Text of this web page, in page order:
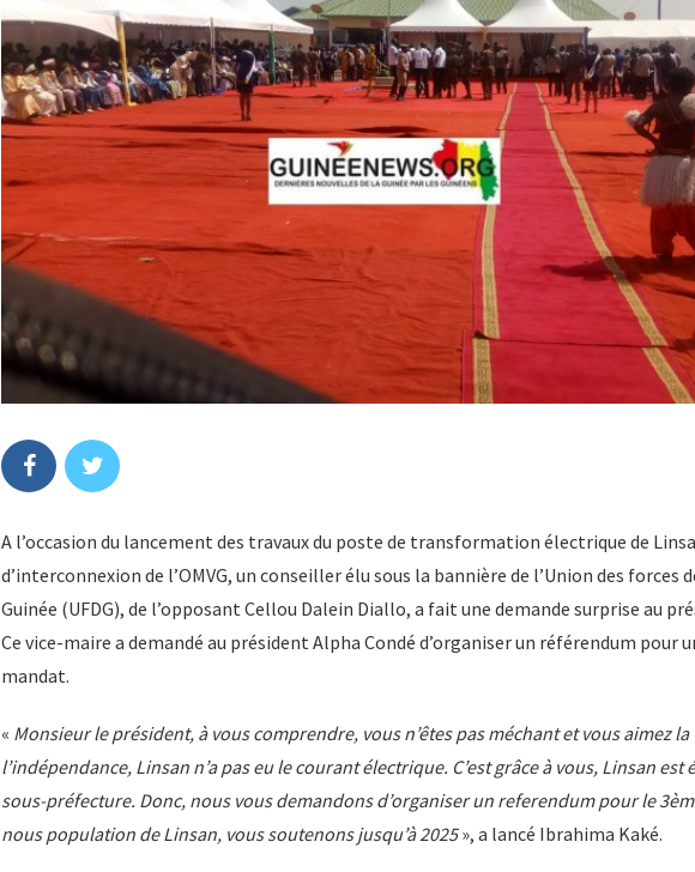
A l’occasion du lancement des travaux du poste de transformation électrique de
d’interconnexion de l’OMVG, un conseiller élu sous la bannière de l’Union des forces
Guinée (UFDG), de l’opposant Cellou Dalein Diallo, a fait une demande surprise au
Ce vice-maire a demandé au président Alpha Condé d’organiser un référendum pour
mandat.
« Monsieur le président, à vous comprendre, vous n’êtes pas méchant et vous aimez la
l’indépendance, Linsan n’a pas eu le courant électrique. C’est grâce à vous, Linsan
sous-préfecture. Donc, nous vous demandons d’organiser un referendum pour le
nous population de Linsan, vous soutenons jusqu’à 2025», a lancé Ibrahima Kaké.